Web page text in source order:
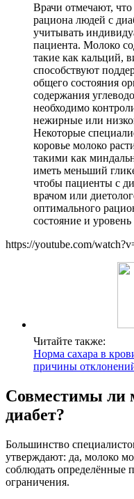
Врачи отмечают,
рациона людей с
учитывать
пациента. Молоко
такие как кальций,
способствуют
общего состояния
содержания
необходимо
нежирные или
Некоторые
коровье молоко
такими как
иметь меньший
чтобы пациенты с
врачом или
оптимального
состояние и
https://youtube.com/
Читайте также:
Норма сахара в
причины
Совместимы ли
диабет?
Большинство
утверждают: да, молоко
соблюдать определённые
ограничения.